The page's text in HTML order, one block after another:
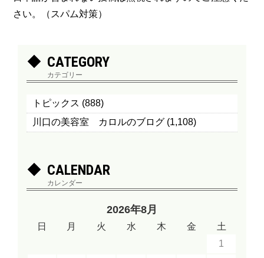
さい。（スパム対策）
CATEGORY
カテゴリー
トピックス (888)
川口の美容室 カロルのブログ (1,108)
CALENDAR
カレンダー
2026年8月
日 月 火 水 木 金
土
1